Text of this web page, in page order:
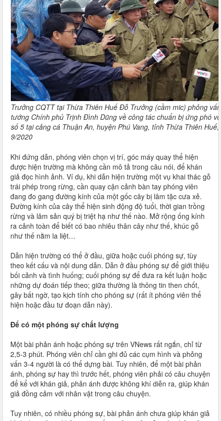
Trưởng CQTT tại Thừa Thiên Huế Đỗ Trưởng (cầm mic) phỏng
tướng Chính phủ Trịnh Đình Dũng về công tác chuẩn bị ứng phó
số 5 tại cảng cá Thuận An, huyện Phú Vang, tỉnh Thừa Thiên
9/2020
Khi đứng dẫn, phóng viên chọn vị trí, góc máy quay thể hiện
được hiện trường mà không cần mô tả trong câu nói, để khán
giả đọc hình ảnh. Ví dụ, khi dẫn hiện trường một vụ khai thác gỗ
trái phép trong rừng, cần quay cận cảnh bàn tay phóng viên
đang đo gang đường kính của một gốc cây bị lâm tặc cưa xẻ.
Đường kính của cây thể hiện sinh động độ tuổi, thời gian trồng
rừng và lâm sản quý bị triệt hạ như thế nào. Mở rộng ống kính
ra cảnh toàn để biết có bao nhiêu thân cây như thế, khúc gỗ
như thế nằm la liệt…
Dẫn hiện trường có thể ở đầu, giữa hoặc cuối phóng sự, tùy
theo kết cấu và nội dung dẫn. Dẫn ở đầu phóng sự để giới thiệu
bối cảnh và tình huống; cuối phóng sự để đưa ra kết luận hoặc
những dự đoán tiếp theo; giữa thường là thông tin then chốt,
gây bất ngờ, tạo kịch tính cho phóng sự (rất ít phóng viên thể
hiện hoặc đầu tư đoạn dẫn này).
Để có một phóng sự chất lượng
Một bài phản ánh hoặc phóng sự trên VNews rất ngắn, chỉ từ
2,5-3 phút. Phóng viên chỉ cần ghi đủ các cụm hình và phỏng
vấn 3-4 người là có thể dựng bài. Tuy nhiên, để một bài phản
ánh, phóng sự hay thì trước hết, phóng viên phải có câu chuyện
để kể với khán giả, phản ánh được không khí diễn ra, giúp khán
giả đồng cảm với nhân vật trong câu chuyện.
Tuy nhiên, có nhiều phóng sự, bài phản ánh chưa giúp khán giả